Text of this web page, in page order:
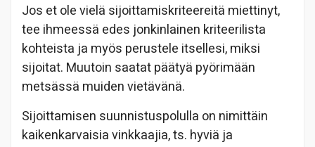
Jos et ole vielä sijoittamiskriteereitä miettinyt,
tee ihmeessä edes jonkinlainen kriteerilista
kohteista ja myös perustele itsellesi, miksi
sijoitat. Muutoin saatat päätyä pyörimään
metsässä muiden vietävänä.
Sijoittamisen suunnistuspolulla on nimittäin
kaikenkarvaisia vinkkaajia, ts. hyviä ja